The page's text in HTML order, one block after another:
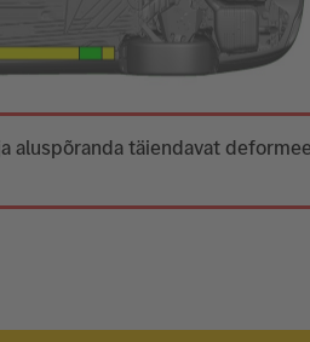
aluspõranda täiendavat